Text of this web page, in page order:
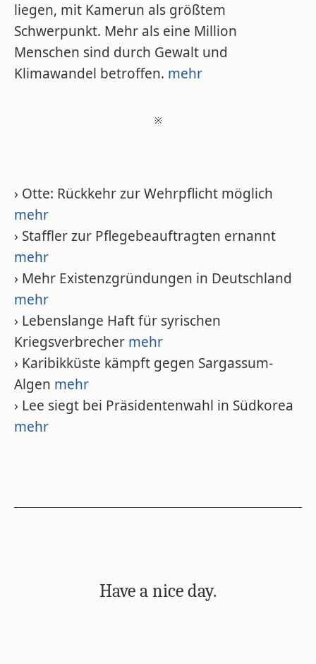
liegen, mit Kamerun als größtem
Schwerpunkt. Mehr als eine Million
Menschen sind durch Gewalt und
Klimawandel betroffen. mehr
※
› Otte: Rückkehr zur Wehrpflicht möglich
mehr
› Staffler zur Pflegebeauftragten ernannt
mehr
› Mehr Existenzgründungen in Deutschland
mehr
› Lebenslange Haft für syrischen
Kriegsverbrecher mehr
› Karibikküste kämpft gegen Sargassum-
Algen mehr
› Lee siegt bei Präsidentenwahl in Südkorea
mehr
Have a nice day.